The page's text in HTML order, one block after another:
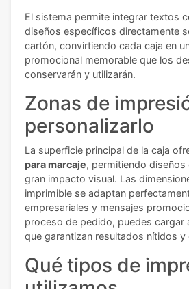
El sistema permite integrar textos
diseños específicos directamente
cartón, convirtiendo cada caja en
promocional memorable que los
conservarán y utilizarán.
Zonas de
personalizarlo
La superficie principal de la caja
para marcaje, permitiendo
gran impacto visual. Las
imprimible se adaptan
empresariales y mensajes
proceso de pedido, puedes cargar
que garantizan resultados nítidos y
Qué tipos de